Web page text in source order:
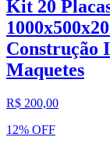
Kit 20
Construção
Maquetes
R$ 200,00
12% OFF